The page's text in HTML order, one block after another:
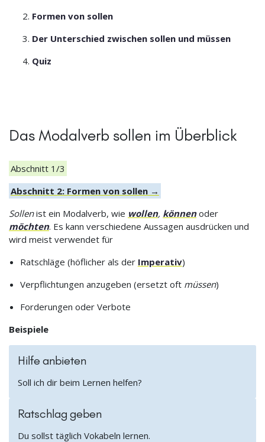
Formen von sollen
Der Unterschied zwischen sollen und müssen
Quiz
Das Modalverb sollen im Überblick
Abschnitt 1/3
Abschnitt 2: Formen von sollen →
Sollenist ein Modalverb, wie wollen, könnenoder
möchten. Es kann verschiedene Aussagen ausdrücken und
wird meist verwendet für
Ratschläge (höflicher als der Imperativ)
Verpflichtungen anzugeben (ersetzt oft müssen)
Forderungen oder Verbote
Beispiele
Hilfe anbieten
Soll ich dir beim Lernen helfen?
Ratschlag geben
Du sollst täglich Vokabeln lernen.